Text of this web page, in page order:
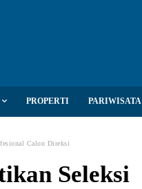
PROPERTI PARIWISATA
Calon Direksi
Seleksi